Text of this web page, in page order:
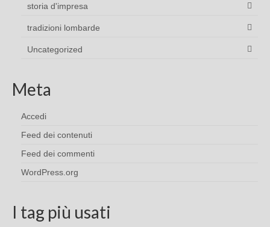
storia d'impresa
tradizioni lombarde
Uncategorized
Meta
Accedi
Feed dei contenuti
Feed dei commenti
WordPress.org
I tag più usati